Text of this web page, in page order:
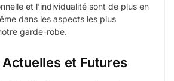
et l’individualité sont de plus en
dans les aspects les plus
garde-robe.
et Futures